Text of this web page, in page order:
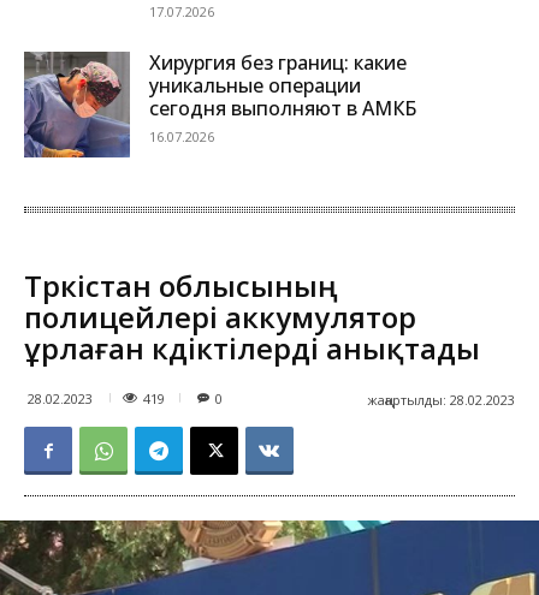
17.07.2026
Хирургия без границ: какие
уникальные операции
сегодня выполняют в АМКБ
16.07.2026